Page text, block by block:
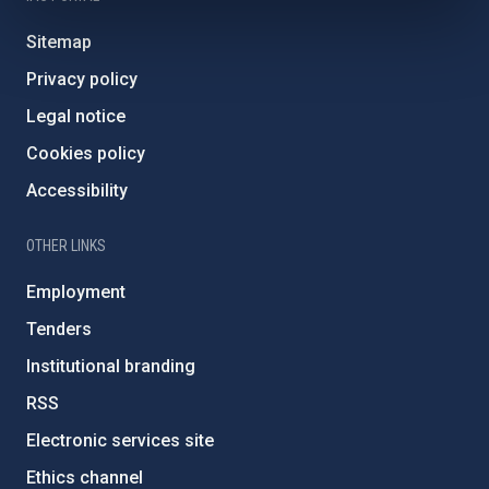
Sitemap
Privacy policy
Legal notice
Cookies policy
Accessibility
OTHER LINKS
Employment
Tenders
Institutional branding
RSS
Electronic services site
Ethics channel